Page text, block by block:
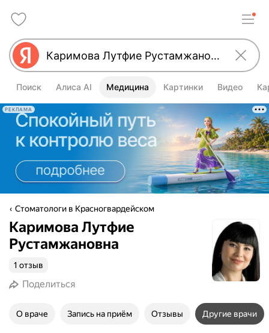
Поиск Алиса AI Медицина Картинки Видео
РЕКЛАМА
Стоматологи в Красногвардейском
Каримова Лутфие
Рустамжановна
1 отзыв
Поделиться
О враче Запись на приём Отзывы Другие врачи